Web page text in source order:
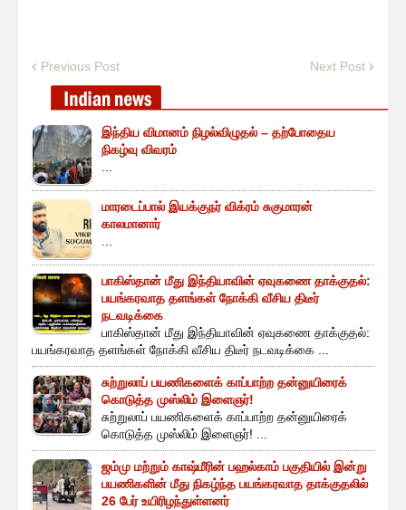
Previous Post Next Post
இந்திய விமானம் நிழல்விழுதல் – தற்போதைய
நிகழ்வு விவரம்
...
மாரடைப்பால் இயக்குநர் விக்ரம் சுகுமாரன்
காலமானார்
...
பாகிஸ்தான் மீது இந்தியாவின் ஏவுகணை தாக்குதல்:
பயங்கரவாத தளங்கள் நோக்கி வீசிய திடீர்
நடவடிக்கை
பாகிஸ்தான் மீது இந்தியாவின் ஏவுகணை தாக்குதல்:
பயங்கரவாத தளங்கள் நோக்கி வீசிய திடீர் நடவடிக்கை ...
சுற்றுலாப் பயணிகளைக் காப்பாற்ற தன்னுயிரைக்
கொடுத்த முஸ்லிம் இளைஞர்!
சுற்றுலாப் பயணிகளைக் காப்பாற்ற தன்னுயிரைக்
கொடுத்த முஸ்லிம் இளைஞர்! ...
ஜம்மு மற்றும் காஷ்மீரின் பஹல்காம் பகுதியில் இன்று
பயணிகளின் மீது நிகழ்ந்த பயங்கரவாத தாக்குதலில்
26 பேர் உயிரிழந்துள்ளனர்